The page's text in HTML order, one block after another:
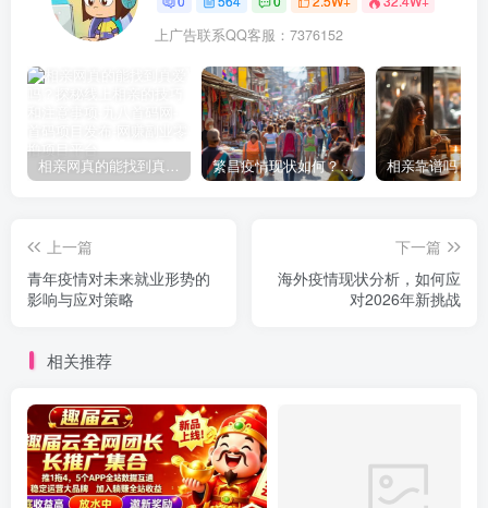
上广告联系QQ客服：7376152
相亲网真的能找到真爱吗？探秘线上相亲的技巧和注意事项 繁昌疫情现状如何？未来发展趋势与防控措施解析
上一篇
青年疫情对未来就业形势的
影响与应对策略
下一篇
海外疫情现状分析，如何应
对2026年新挑战
相关推荐